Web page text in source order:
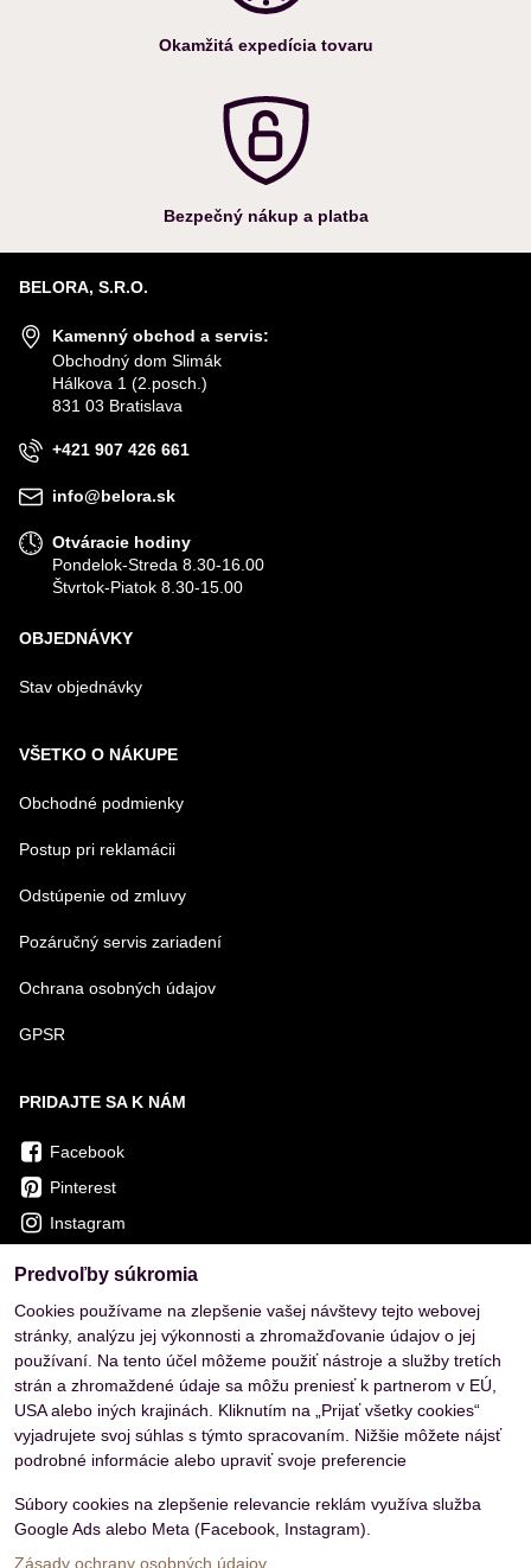
Okamžitá expedícia tovaru
Bezpečný nákup a platba
BELORA, S.R.O.
Kamenný obchod a servis:
Obchodný dom Slimák
Hálkova 1 (2.posch.)
831 03 Bratislava
+421 907 426 661
info@belora.sk
Otváracie hodiny
Pondelok-Streda 8.30-16.00
Štvrtok-Piatok 8.30-15.00
OBJEDNÁVKY
Stav objednávky
VŠETKO O NÁKUPE
Obchodné podmienky
Postup pri reklamácii
Odstúpenie od zmluvy
Pozáručný servis zariadení
Ochrana osobných údajov
GPSR
PRIDAJTE SA K NÁM
Facebook
Pinterest
Instagram
Predvoľby súkromia
Cookies používame na zlepšenie vašej návštevy tejto webovej
stránky, analýzu jej výkonnosti a zhromažďovanie údajov o jej
používaní. Na tento účel môžeme použiť nástroje a služby tretích
strán a zhromaždené údaje sa môžu preniesť k partnerom v EÚ,
USA alebo iných krajinách. Kliknutím na „Prijať všetky cookies“
vyjadrujete svoj súhlas s týmto spracovaním. Nižšie môžete nájsť
podrobné informácie alebo upraviť svoje preferencie
Súbory cookies na zlepšenie relevancie reklám využíva služba
Google Ads alebo Meta (Facebook, Instagram).
Zásady ochrany osobných údajov